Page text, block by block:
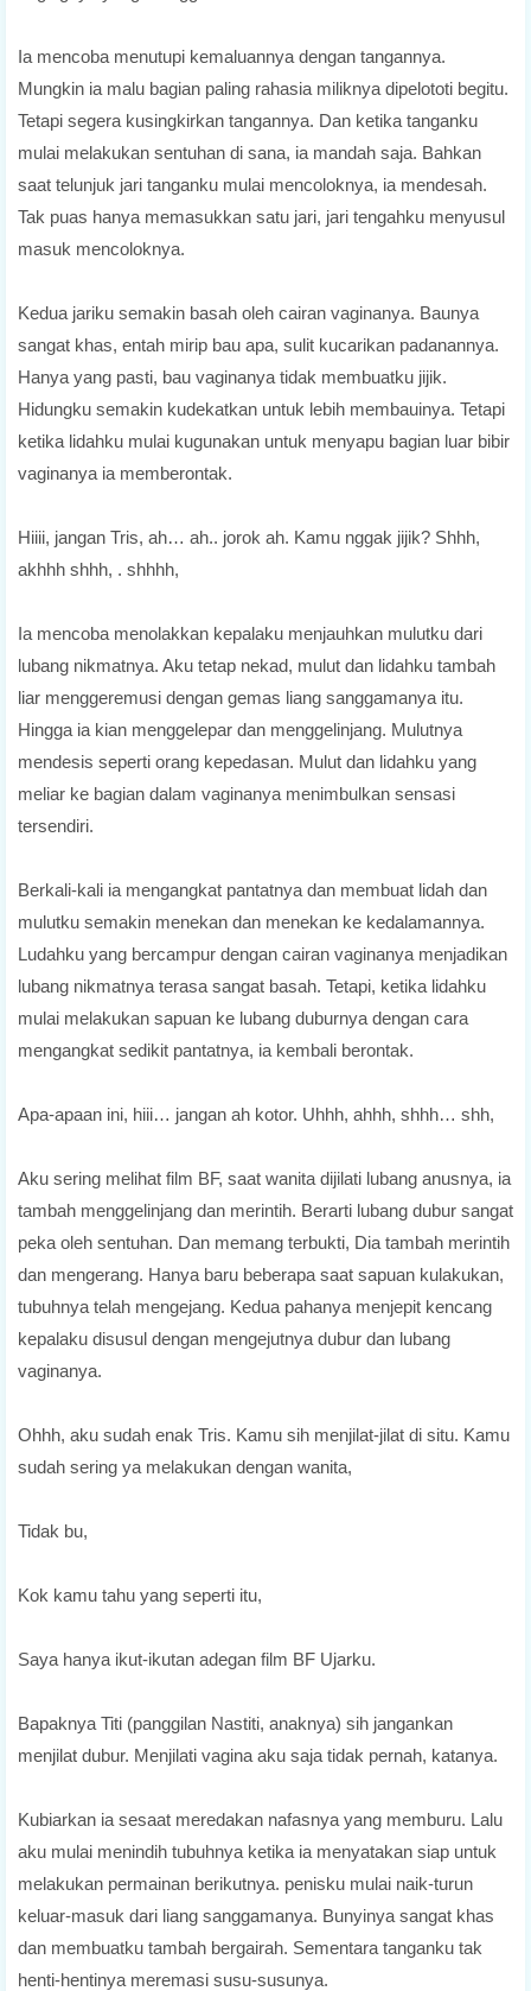
Ia mencoba menutupi kemaluannya dengan tangannya.
Mungkin ia malu bagian paling rahasia miliknya dipelototi begitu.
Tetapi segera kusingkirkan tangannya. Dan ketika tanganku
mulai melakukan sentuhan di sana, ia mandah saja. Bahkan
saat telunjuk jari tanganku mulai mencoloknya, ia mendesah.
Tak puas hanya memasukkan satu jari, jari tengahku menyusul
masuk mencoloknya.
Kedua jariku semakin basah oleh cairan vaginanya. Baunya
sangat khas, entah mirip bau apa, sulit kucarikan padanannya.
Hanya yang pasti, bau vaginanya tidak membuatku jijik.
Hidungku semakin kudekatkan untuk lebih membauinya. Tetapi
ketika lidahku mulai kugunakan untuk menyapu bagian luar bibir
vaginanya ia memberontak.
Hiiii, jangan Tris, ah… ah.. jorok ah. Kamu nggak jijik? Shhh,
akhhh shhh, . shhhh,
Ia mencoba menolakkan kepalaku menjauhkan mulutku dari
lubang nikmatnya. Aku tetap nekad, mulut dan lidahku tambah
liar menggeremusi dengan gemas liang sanggamanya itu.
Hingga ia kian menggelepar dan menggelinjang. Mulutnya
mendesis seperti orang kepedasan. Mulut dan lidahku yang
meliar ke bagian dalam vaginanya menimbulkan sensasi
tersendiri.
Berkali-kali ia mengangkat pantatnya dan membuat lidah dan
mulutku semakin menekan dan menekan ke kedalamannya.
Ludahku yang bercampur dengan cairan vaginanya menjadikan
lubang nikmatnya terasa sangat basah. Tetapi, ketika lidahku
mulai melakukan sapuan ke lubang duburnya dengan cara
mengangkat sedikit pantatnya, ia kembali berontak.
Apa-apaan ini, hiii… jangan ah kotor. Uhhh, ahhh, shhh… shh,
Aku sering melihat film BF, saat wanita dijilati lubang anusnya, ia
tambah menggelinjang dan merintih. Berarti lubang dubur sangat
peka oleh sentuhan. Dan memang terbukti, Dia tambah merintih
dan mengerang. Hanya baru beberapa saat sapuan kulakukan,
tubuhnya telah mengejang. Kedua pahanya menjepit kencang
kepalaku disusul dengan mengejutnya dubur dan lubang
vaginanya.
Ohhh, aku sudah enak Tris. Kamu sih menjilat-jilat di situ. Kamu
sudah sering ya melakukan dengan wanita,
Tidak bu,
Kok kamu tahu yang seperti itu,
Saya hanya ikut-ikutan adegan film BF Ujarku.
Bapaknya Titi (panggilan Nastiti, anaknya) sih jangankan
menjilat dubur. Menjilati vagina aku saja tidak pernah, katanya.
Kubiarkan ia sesaat meredakan nafasnya yang memburu. Lalu
aku mulai menindih tubuhnya ketika ia menyatakan siap untuk
melakukan permainan berikutnya. penisku mulai naik-turun
keluar-masuk dari liang sanggamanya. Bunyinya sangat khas
dan membuatku tambah bergairah. Sementara tanganku tak
henti-hentinya meremasi susu-susunya.